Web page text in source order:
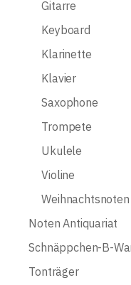
Gitarre
Keyboard
Klarinette
Klavier
Saxophone
Trompete
Ukulele
Violine
Weihnachtsnoten
Noten Antiquariat
Schnäppchen-B-
Tonträger